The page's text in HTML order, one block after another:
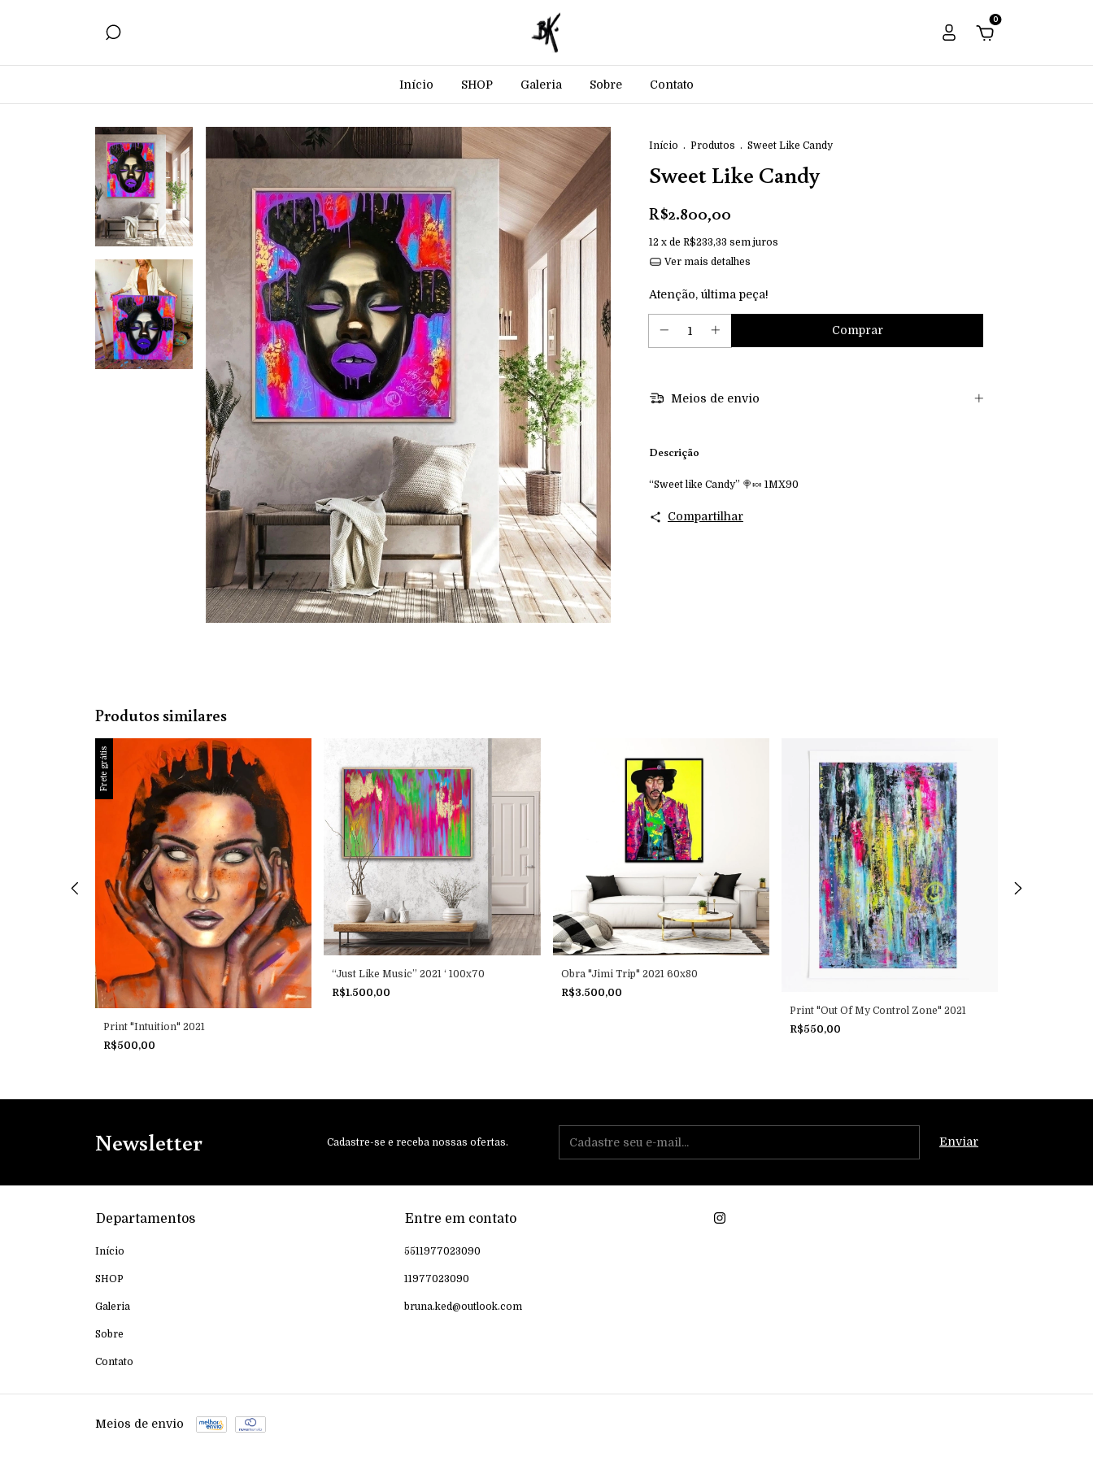
0
Início SHOP Galeria Sobre Contato
Início . Produtos . Sweet Like Candy
Sweet Like Candy
R$2.800,00
12 x de R$233,33 sem juros
Ver mais detalhes
Atenção, última peça!
Meios de envio
Descrição
“Sweet like Candy” 🍭🍬 1MX90
Compartilhar
Produtos similares
Frete grátis
Print "Intuition" 2021
R$500,00
“Just Like Music” 2021 ‘ 100x70
R$1.500,00
Obra "Jimi Trip" 2021 60x80
R$3.500,00
Print "Out Of My Control Zone" 2021
R$550,00
Newsletter Cadastre-se e receba nossas ofertas.
Departamentos
Início
SHOP
Galeria
Sobre
Contato
Entre em contato
5511977023090
11977023090
bruna.ked@outlook.com
Meios de envio